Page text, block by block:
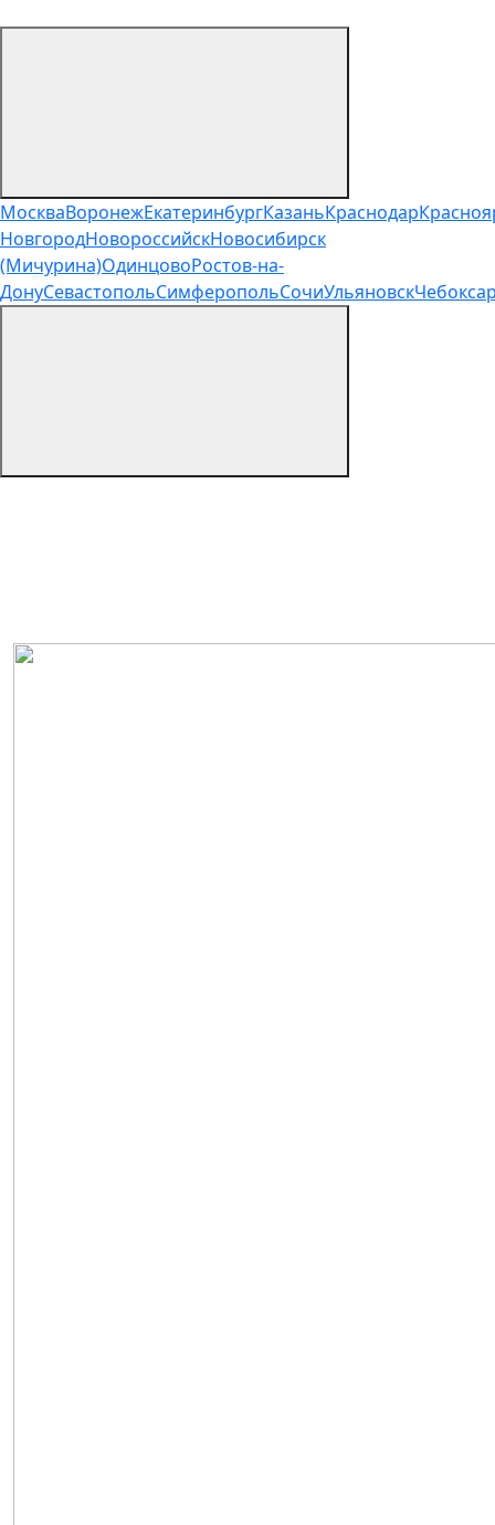
МоскваВоронежЕкатеринбургКазаньКраснодар
НовгородНовороссийскНовосибирск
(Мичурина)ОдинцовоРостов-на-
ДонуСевастопольСимферопольСочиУльяновск